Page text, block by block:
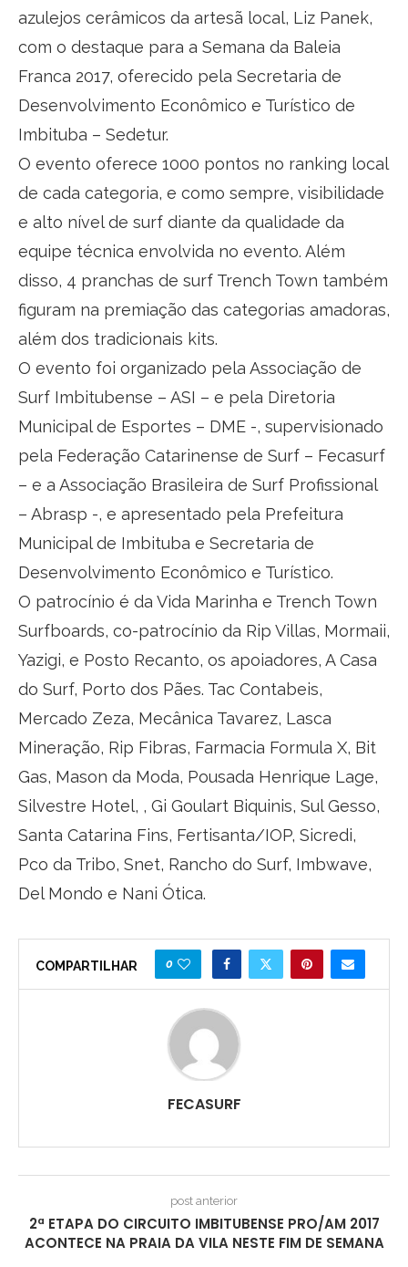
azulejos cerâmicos da artesã local, Liz Panek,
com o destaque para a Semana da Baleia
Franca 2017, oferecido pela Secretaria de
Desenvolvimento Econômico e Turístico de
Imbituba – Sedetur.
O evento oferece 1000 pontos no ranking local
de cada categoria, e como sempre, visibilidade
e alto nível de surf diante da qualidade da
equipe técnica envolvida no evento. Além
disso, 4 pranchas de surf Trench Town também
figuram na premiação das categorias amadoras,
além dos tradicionais kits.
O evento foi organizado pela Associação de
Surf Imbitubense – ASI – e pela Diretoria
Municipal de Esportes – DME -, supervisionado
pela Federação Catarinense de Surf – Fecasurf
– e a Associação Brasileira de Surf Profissional
– Abrasp -, e apresentado pela Prefeitura
Municipal de Imbituba e Secretaria de
Desenvolvimento Econômico e Turístico.
O patrocínio é da Vida Marinha e Trench Town
Surfboards, co-patrocínio da Rip Villas, Mormaii,
Yazigi, e Posto Recanto, os apoiadores, A Casa
do Surf, Porto dos Pães. Tac Contabeis,
Mercado Zeza, Mecânica Tavarez, Lasca
Mineração, Rip Fibras, Farmacia Formula X, Bit
Gas, Mason da Moda, Pousada Henrique Lage,
Silvestre Hotel, , Gi Goulart Biquinis, Sul Gesso,
Santa Catarina Fins, Fertisanta/IOP, Sicredi,
Pco da Tribo, Snet, Rancho do Surf, Imbwave,
Del Mondo e Nani Ótica.
COMPARTILHAR 0
FECASURF
post anterior
2ª ETAPA DO CIRCUITO IMBITUBENSE PRO/AM 2017
ACONTECE NA PRAIA DA VILA NESTE FIM DE SEMANA